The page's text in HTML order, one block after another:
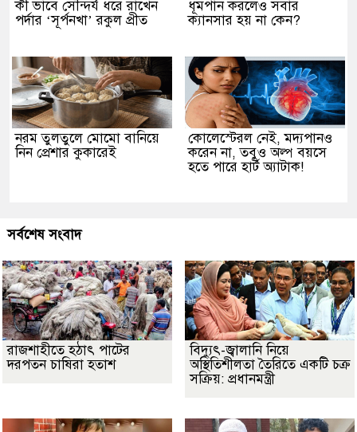
কী ভাবে সৌন্দর্য ধরে রাখেন
পর্দার ‘সূর্পনখা’ রকুল প্রীত
ধূমপান করলেও সবার
ক্যানসার হয় না কেন?
নরম তুলতুলে মোমো বানিয়ে
নিন প্রেশার কুকারেই
কোলেস্টেরল নেই, মদ্যপানও
করেন না, তবুও অল্প বয়সে
হতে পারে হার্ট অ্যাটাক!
সর্বশেষ সংবাদ
রাজশাহীতে হঠাৎ পাটের
দরপতন চাষিরা হতাশ
বিদ্যুৎ-জ্বালানি নিয়ে
অস্থিতিশীলতা তৈরিতে একটি চক্র
সক্রিয়: প্রধানমন্ত্রী